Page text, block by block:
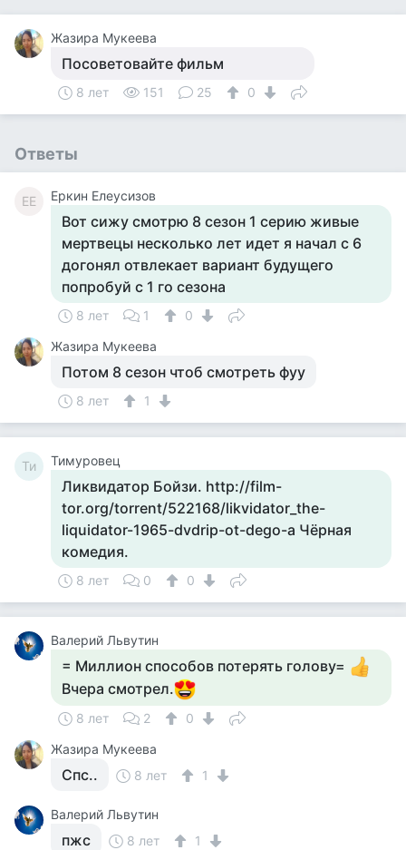
Жазира Мукеева
Посоветовайте фильм
8 лет 151 25 0
Ответы
ЕЕ Еркин Елеусизов
Вот сижу смотрю 8 сезон 1 серию живые
мертвецы несколько лет идет я начал с 6
догонял отвлекает вариант будущего
попробуй с 1 го сезона
8 лет 1
0
Жазира Мукеева
Потом 8 сезон чтоб смотреть фуу
8 лет 1
Ти Тимуровец
Ликвидатор Бойзи. http://film-
tor.org/torrent/522168/likvidator_the-
liquidator-1965-dvdrip-ot-dego-a Чёрная
комедия.
8 лет 0 0
Валерий Львутин
= Миллион способов потерять голову=
Вчера смотрел.
8 лет 2
0
Жазира Мукеева
Спс.. 8 лет 1
Валерий Львутин
пжс 8 лет 1